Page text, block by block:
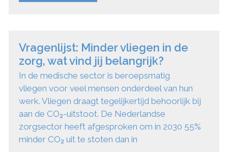
Vragenlijst: Minder vliegen in de
zorg, wat vind jij belangrijk?
In de medische sector is beroepsmatig
vliegen voor veel mensen onderdeel van hun
werk. Vliegen draagt tegelijkertijd behoorlijk bij
aan de CO₂-uitstoot. De Nederlandse
zorgsector heeft afgesproken om in 2030 55%
minder CO₂ uit te stoten dan in